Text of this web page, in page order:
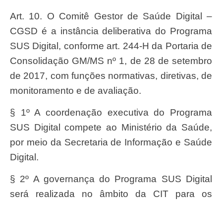
Art. 10. O Comitê Gestor de Saúde Digital –
CGSD é a instância deliberativa do Programa
SUS Digital, conforme art. 244-H da Portaria de
Consolidação GM/MS nº 1, de 28 de setembro
de 2017, com funções normativas, diretivas, de
monitoramento e de avaliação.
§ 1º A coordenação executiva do Programa
SUS Digital compete ao Ministério da Saúde,
por meio da Secretaria de Informação e Saúde
Digital.
§ 2º A governança do Programa SUS Digital
será realizada no âmbito da CIT para os